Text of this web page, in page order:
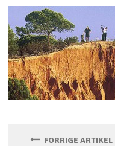
FORRIGE ARTIKEL